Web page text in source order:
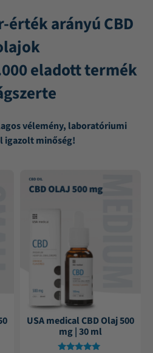
érték arányú CBD
eladott termék
vélemény, laboratóriumi
igazolt minőség!
USA medical CBD Olaj 500
mg | 30 ml